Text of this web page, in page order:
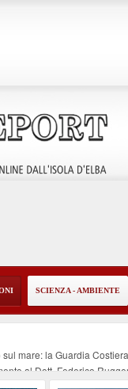
SCIENZA - AMBIENTE
mare: la Guardia
al Dott. Federico
una testimonianza